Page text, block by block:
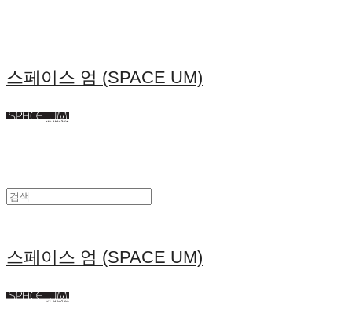
스페이스 엄 (SPACE UM)
스페이스 엄 (SPACE UM)